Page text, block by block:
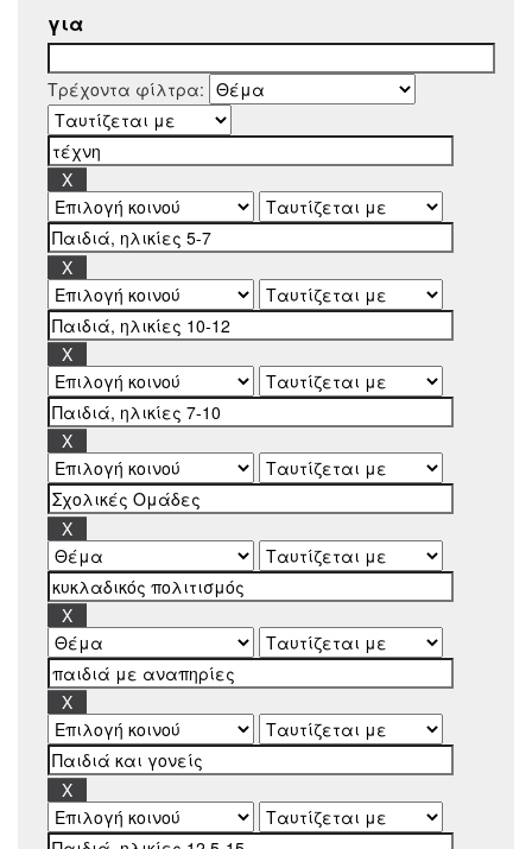
για
Τρέχοντα φίλτρα: